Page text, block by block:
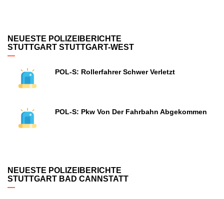
NEUESTE POLIZEIBERICHTE
STUTTGART STUTTGART-WEST
POL-S: Rollerfahrer Schwer Verletzt
POL-S: Pkw Von Der Fahrbahn Abgekommen
NEUESTE POLIZEIBERICHTE
STUTTGART BAD CANNSTATT